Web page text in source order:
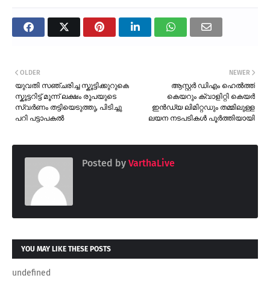
NEWER
ആസ്റ്റർ ഡിഎം ഹെൽത്ത്
കെയറും ക്വാളിറ്റി കെയർ
ഇൻഡ്യ ലിമിറ്റഡും തമ്മിലുള്ള
ലയന നടപടികൾ പൂർത്തിയായി
OLDER
യുവതി സഞ്ചരിച്ച സ്കൂട്ടിക്കുറുകെ
സ്കൂട്ടറിട്ട് മൂന്ന് ലക്ഷം രൂപയുടെ
സ്വർണം തട്ടിയെടുത്തു, പിടിച്ചു
പറി പട്ടാപകൽ
Posted by VarthaLive
YOU MAY LIKE THESE POSTS
undefined